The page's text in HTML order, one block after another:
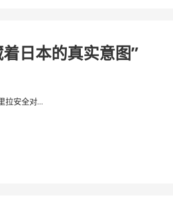
日本的真实意图”
拉安全对…